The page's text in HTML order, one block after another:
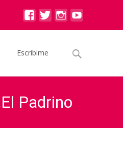
Escribime
Buscar
Padrino